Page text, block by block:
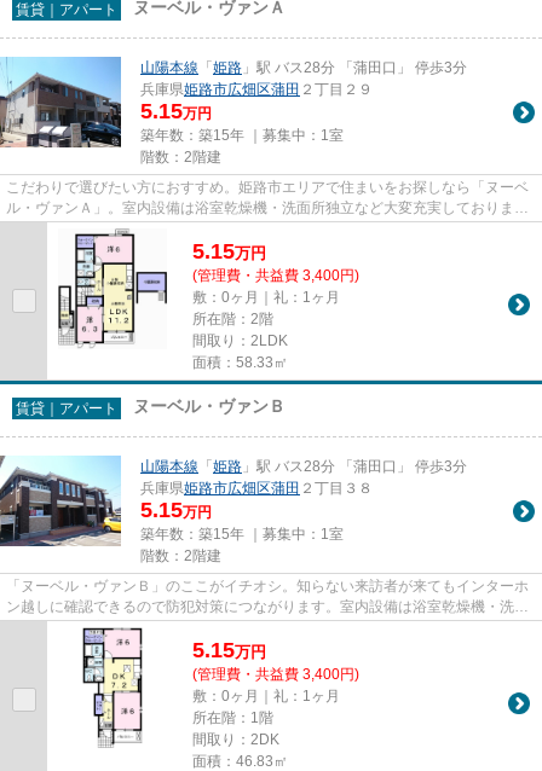
賃貸｜アパート ヌーベル・ヴァンＡ
山陽本線 「姫路 」駅 バス28分 「蒲田口」 停歩3分
兵庫県姫路市広畑区蒲田 ２丁目２９
5.15万円
築年数：築15年 ｜募集中： 1室
階数：2階建
こだわりで選びたい方におすすめ。姫路市エリアで住まいをお探しなら「ヌーベ
ル・ヴァンＡ」。室内設備は浴室乾燥機・洗面所独立など大変充実しておりま
す。モニターで来訪者を確認し...
5.15万円
(管理費・共益費 3,400円)
敷：0ヶ月｜礼：1ヶ月
所在階：2階
間取り：2LDK
面積：58.33㎡
賃貸｜アパート ヌーベル・ヴァンＢ
山陽本線 「姫路 」駅 バス28分 「蒲田口」 停歩3分
兵庫県姫路市広畑区蒲田 ２丁目３８
5.15万円
築年数：築15年 ｜募集中： 1室
階数：2階建
「ヌーベル・ヴァンＢ」のここがイチオシ。知らない来訪者が来てもインターホ
ン越しに確認できるので防犯対策につながります。室内設備は浴室乾燥機・洗面
所独立など豊富に揃っており...
5.15万円
(管理費・共益費 3,400円)
敷：0ヶ月｜礼：1ヶ月
所在階：1階
間取り：2DK
面積：46.83㎡